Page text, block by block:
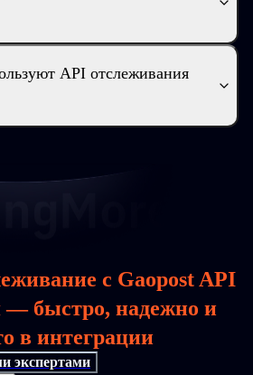
API отслеживания
с Gaopost API
— быстро, надежно и
в интеграции
экспертами